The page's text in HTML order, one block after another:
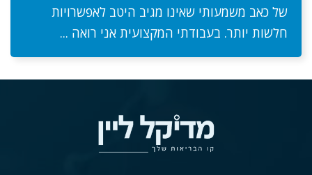
של כאב משמעותי שאינו מגיב היטב לאפשרויות
חלשות יותר. בעבודתי המקצועית אני רואה ...